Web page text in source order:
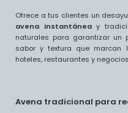
Ofrece a tus clientes un
avena instantáneay
naturales para garantizar un
sabor y textura que marcan
hoteles, restaurantes y
Avena tradicional para